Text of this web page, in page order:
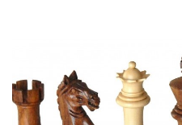
d’échecs
classiques